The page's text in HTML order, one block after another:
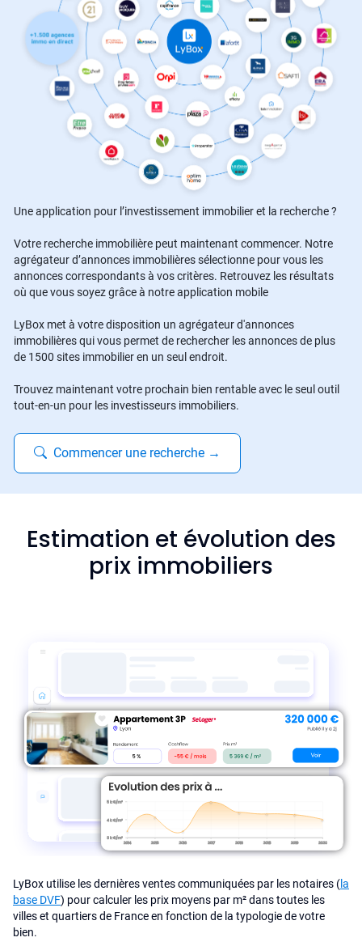
Une application pour l’investissement immobilier et la recherche ?
Votre recherche immobilière peut maintenant commencer. Notre
agrégateur d’annonces immobilières sélectionne pour vous les
annonces correspondants à vos critères. Retrouvez les résultats
où que vous soyez grâce à notre application mobile
LyBox met à votre disposition un agrégateur d'annonces
immobilières qui vous permet de rechercher les annonces de plus
de 1500 sites immobilier en un seul endroit.
Trouvez maintenant votre prochain bien rentable avec le seul outil
tout-en-un pour les investisseurs immobiliers.
Commencer une recherche →
Estimation et évolution des
prix immobiliers
LyBox utilise les dernières ventes communiquées par les notaires (la
base DVF) pour calculer les prix moyens par m² dans toutes les
villes et quartiers de France en fonction de la typologie de votre
bien.